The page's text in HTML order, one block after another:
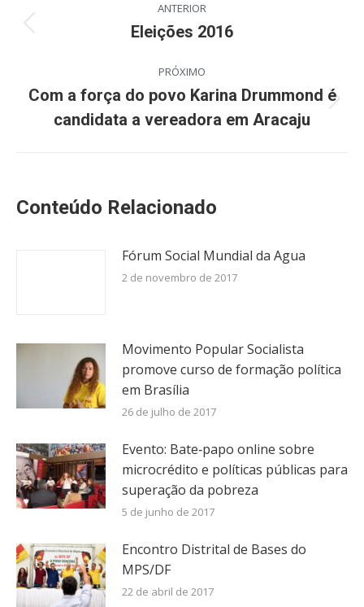
de
ANTERIOR
Post
Eleições 2016
PRÓXIMO
Próximo
post:
Com a força do povo Karina Drummond é
candidata a vereadora em Aracaju
Conteúdo Relacionado
Fórum Social Mundial da Agua
2 de novembro de 2017
Movimento Popular Socialista
promove curso de formação política
em Brasília
26 de julho de 2017
Evento: Bate‐papo online sobre
microcrédito e políticas públicas para
superação da pobreza
5 de junho de 2017
Encontro Distrital de Bases do
MPS/DF
22 de abril de 2017